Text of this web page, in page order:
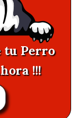
tu Perro
!!!